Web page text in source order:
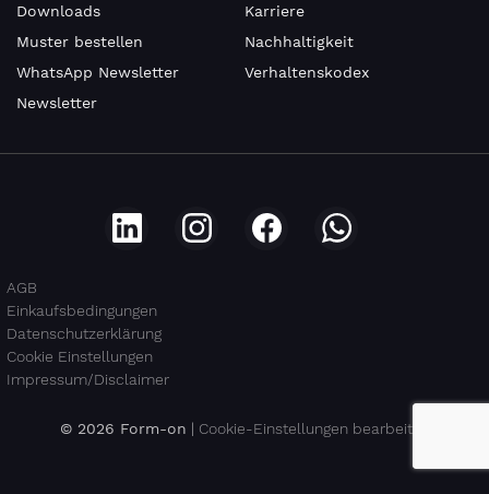
Downloads
Muster bestellen
WhatsApp Newsletter
Newsletter
Karriere
Nachhaltigkeit
Verhaltenskodex
© 2026 Form-on | Cookie-Einstellungen bearbeiten
AGB
Einkaufsbedingungen
Datenschutzerklärung
Cookie Einstellungen
Impressum/Disclaimer